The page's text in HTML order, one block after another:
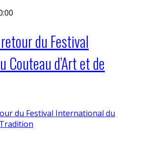
du Festival
Couteau d’Art et de